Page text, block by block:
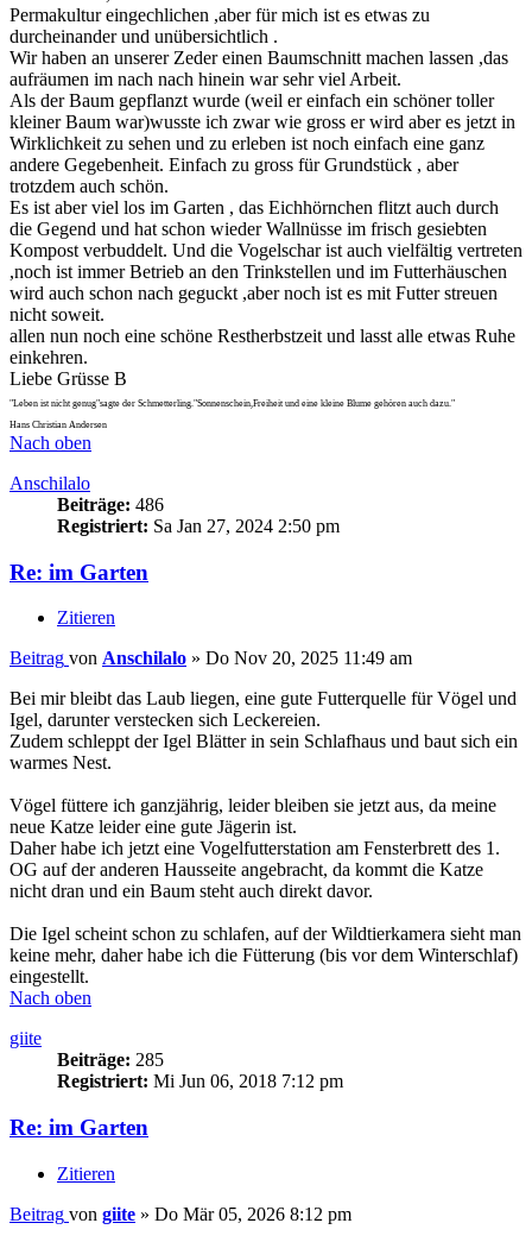
Permakultur eingechlichen ,aber für mich ist es etwas zu
durcheinander und unübersichtlich .
Wir haben an unserer Zeder einen Baumschnitt machen lassen ,das
aufräumen im nach nach hinein war sehr viel Arbeit.
Als der Baum gepflanzt wurde (weil er einfach ein schöner toller
kleiner Baum war)wusste ich zwar wie gross er wird aber es jetzt in
Wirklichkeit zu sehen und zu erleben ist noch einfach eine ganz
andere Gegebenheit. Einfach zu gross für Grundstück , aber
trotzdem auch schön.
Es ist aber viel los im Garten , das Eichhörnchen flitzt auch durch
die Gegend und hat schon wieder Wallnüsse im frisch gesiebten
Kompost verbuddelt. Und die Vogelschar ist auch vielfältig vertreten
,noch ist immer Betrieb an den Trinkstellen und im Futterhäuschen
wird auch schon nach geguckt ,aber noch ist es mit Futter streuen
nicht soweit.
allen nun noch eine schöne Restherbstzeit und lasst alle etwas Ruhe
einkehren.
Liebe Grüsse B
"Leben ist nicht genug"sagte der Schmetterling."Sonnenschein,Freiheit und eine kleine Blume gehören auch dazu."
Hans Christian Andersen
Nach oben
Anschilalo
Beiträge: 486
Registriert: Sa Jan 27, 2024 2:50 pm
Re: im Garten
Zitieren
Beitrag von Anschilalo » Do Nov 20, 2025 11:49 am
Bei mir bleibt das Laub liegen, eine gute Futterquelle für Vögel und
Igel, darunter verstecken sich Leckereien.
Zudem schleppt der Igel Blätter in sein Schlafhaus und baut sich ein
warmes Nest.
Vögel füttere ich ganzjährig, leider bleiben sie jetzt aus, da meine
neue Katze leider eine gute Jägerin ist.
Daher habe ich jetzt eine Vogelfutterstation am Fensterbrett des 1.
OG auf der anderen Hausseite angebracht, da kommt die Katze
nicht dran und ein Baum steht auch direkt davor.
Die Igel scheint schon zu schlafen, auf der Wildtierkamera sieht man
keine mehr, daher habe ich die Fütterung (bis vor dem Winterschlaf)
eingestellt.
Nach oben
giite
Beiträge: 285
Registriert: Mi Jun 06, 2018 7:12 pm
Re: im Garten
Zitieren
Beitrag von giite » Do Mär 05, 2026 8:12 pm